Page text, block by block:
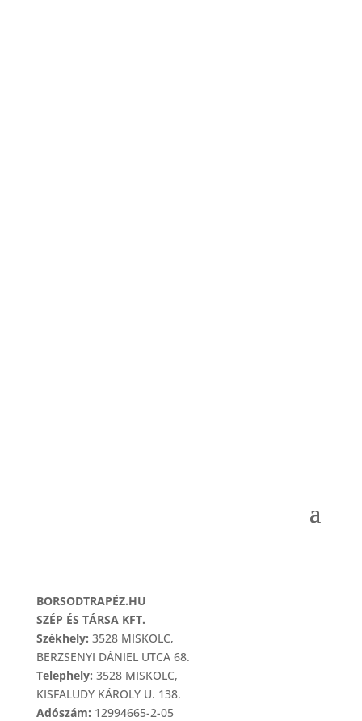
BORSODTRAPÉZ.HU
SZÉP ÉS TÁRSA KFT.
Székhely: 3528 MISKOLC,
BERZSENYI DÁNIEL UTCA 68.
Telephely: 3528 MISKOLC,
KISFALUDY KÁROLY U. 138.
Adószám: 12994665-2-05